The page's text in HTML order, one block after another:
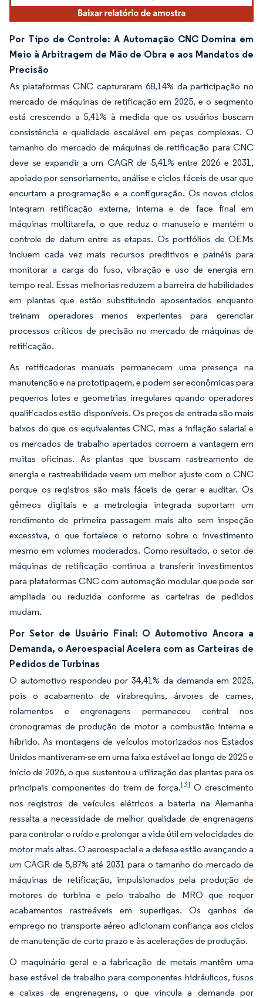
Por Tipo de Controle: A Automação CNC Domina em
Meio à Arbitragem de Mão de Obra e aos Mandatos de
Precisão
As plataformas CNC capturaram 68,14% da participação no
mercado de máquinas de retificação em 2025, e o segmento
está crescendo a 5,41% à medida que os usuários buscam
consistência e qualidade escalável em peças complexas. O
tamanho do mercado de máquinas de retificação para CNC
deve se expandir a um CAGR de 5,41% entre 2026 e 2031,
apoiado por sensoriamento, análise e ciclos fáceis de usar que
encurtam a programação e a configuração. Os novos ciclos
integram retificação externa, interna e de face final em
máquinas multitarefa, o que reduz o manuseio e mantém o
controle de datum entre as etapas. Os portfólios de OEMs
incluem cada vez mais recursos preditivos e painéis para
monitorar a carga do fuso, vibração e uso de energia em
tempo real. Essas melhorias reduzem a barreira de habilidades
em plantas que estão substituindo aposentados enquanto
treinam operadores menos experientes para gerenciar
processos críticos de precisão no mercado de máquinas de
retificação.
As retificadoras manuais permanecem uma presença na
manutenção e na prototipagem, e podem ser econômicas para
pequenos lotes e geometrias irregulares quando operadores
qualificados estão disponíveis. Os preços de entrada são mais
baixos do que os equivalentes CNC, mas a inflação salarial e
os mercados de trabalho apertados corroem a vantagem em
muitas oficinas. As plantas que buscam rastreamento de
energia e rastreabilidade veem um melhor ajuste com o CNC
porque os registros são mais fáceis de gerar e auditar. Os
gêmeos digitais e a metrologia integrada suportam um
rendimento de primeira passagem mais alto sem inspeção
excessiva, o que fortalece o retorno sobre o investimento
mesmo em volumes moderados. Como resultado, o setor de
máquinas de retificação continua a transferir investimentos
para plataformas CNC com automação modular que pode ser
ampliada ou reduzida conforme as carteiras de pedidos
mudam.
Por Setor de Usuário Final: O Automotivo Ancora a
Demanda, o Aeroespacial Acelera com as Carteiras de
Pedidos de Turbinas
O automotivo respondeu por 34,41% da demanda em 2025,
pois o acabamento de virabrequins, árvores de cames,
rolamentos e engrenagens permaneceu central nos
cronogramas de produção de motor a combustão interna e
híbrido. As montagens de veículos motorizados nos Estados
Unidos mantiveram-se em uma faixa estável ao longo de 2025 e
início de 2026, o que sustentou a utilização das plantas para os
principais componentes do trem de força.[3] O crescimento
nos registros de veículos elétricos a bateria na Alemanha
ressalta a necessidade de melhor qualidade de engrenagens
para controlar o ruído e prolongar a vida útil em velocidades de
motor mais altas. O aeroespacial e a defesa estão avançando a
um CAGR de 5,87% até 2031 para o tamanho do mercado de
máquinas de retificação, impulsionados pela produção de
motores de turbina e pelo trabalho de MRO que requer
acabamentos rastreáveis em superligas. Os ganhos de
emprego no transporte aéreo adicionam confiança aos ciclos
de manutenção de curto prazo e às acelerações de produção.
O maquinário geral e a fabricação de metais mantêm uma
base estável de trabalho para componentes hidráulicos, fusos
e caixas de engrenagens, o que vincula a demanda por